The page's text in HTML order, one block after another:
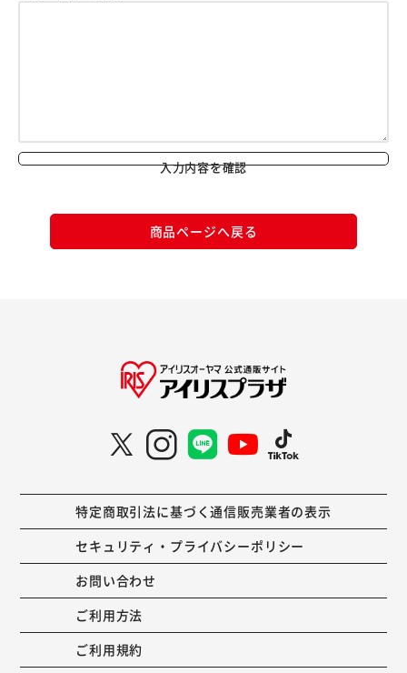
入力内容を確認
商品ページへ戻る
特定商取引法に基づく通信販売業者の表示
セキュリティ・プライバシーポリシー
お問い合わせ
ご利用方法
ご利用規約